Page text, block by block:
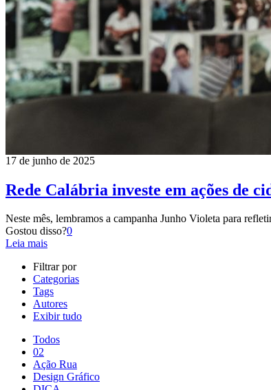
17 de junho de 2025
Rede Calábria investe em ações de
Neste mês, lembramos a campanha Junho Violeta para
Gostou disso?0
Leia mais
Filtrar por
Categorias
Tags
Autores
Exibir tudo
Todos
02
Ação Rua
Design Gráfico